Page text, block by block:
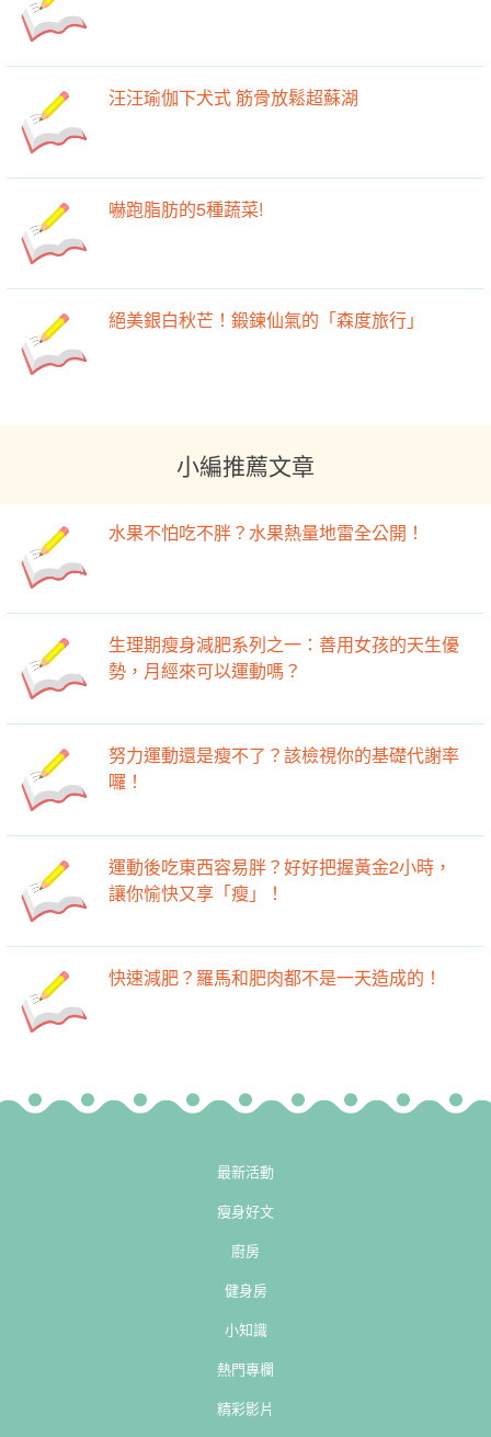
汪汪瑜伽下犬式 筋骨放鬆超蘇湖
嚇跑脂肪的5種蔬菜!
絕美銀白秋芒！鍛鍊仙氣的「森度旅行」
小編推薦文章
水果不怕吃不胖？水果熱量地雷全公開！
生理期瘦身減肥系列之一：善用女孩的天生優
勢，月經來可以運動嗎？
努力運動還是瘦不了？該檢視你的基礎代謝率
囉！
運動後吃東西容易胖？好好把握黃金2小時，
讓你愉快又享「瘦」！
快速減肥？羅馬和肥肉都不是一天造成的！
最新活動
瘦身好文
廚房
健身房
小知識
熱門專欄
精彩影片